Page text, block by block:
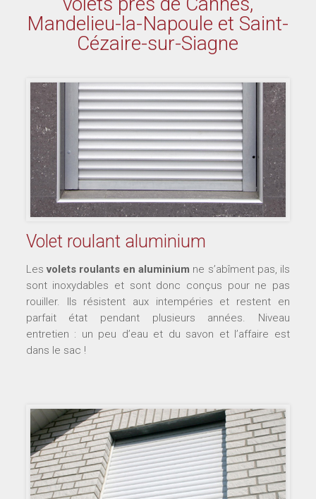
Mandelieu-la-Napoule et Saint-
Cézaire-sur-Siagne
Volet roulant aluminium
Lesvolets roulants en aluminium ne s’abîment pas, ils
sont inoxydables et sont donc conçus pour ne pas
rouiller. Ils résistent aux intempéries et restent en
parfait état pendant plusieurs années. Niveau
entretien : un peu d’eau et du savon et l’affaire est
dans le sac !